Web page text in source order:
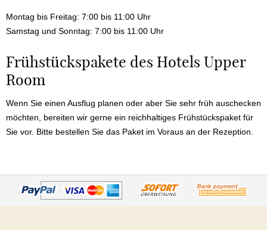
Montag bis Freitag: 7:00 bis 11:00 Uhr
Samstag und Sonntag: 7:00 bis 11:00 Uhr
Frühstückspakete des Hotels Upper
Room
Wenn Sie einen Ausflug planen oder aber Sie sehr früh auschecken
möchten, bereiten wir gerne ein reichhaltiges Frühstückspaket für
Sie vor. Bitte bestellen Sie das Paket im Voraus an der Rezeption.